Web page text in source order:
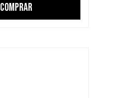
COMPRAR